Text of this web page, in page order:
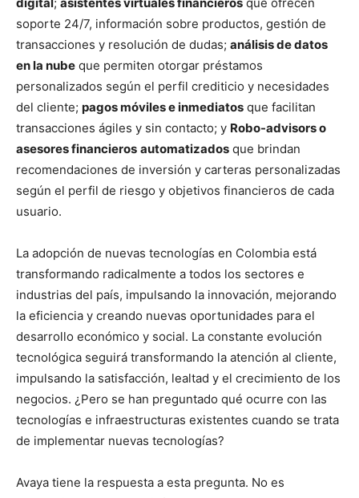
soporte 24/7, información sobre productos, gestión de
transacciones y resolución de dudas; análisis de datos
en la nube que permiten otorgar préstamos
personalizados según el perfil crediticio y necesidades
del cliente; pagos móviles e inmediatos que facilitan
transacciones ágiles y sin contacto; y Robo-advisors o
asesores financieros automatizados que brindan
recomendaciones de inversión y carteras personalizadas
según el perfil de riesgo y objetivos financieros de cada
usuario.
La adopción de nuevas tecnologías en Colombia está
transformando radicalmente a todos los sectores e
industrias del país, impulsando la innovación, mejorando
la eficiencia y creando nuevas oportunidades para el
desarrollo económico y social. La constante evolución
tecnológica seguirá transformando la atención al cliente,
impulsando la satisfacción, lealtad y el crecimiento de los
negocios. ¿Pero se han preguntado qué ocurre con las
tecnologías e infraestructuras existentes cuando se trata
de implementar nuevas tecnologías?
Avaya tiene la respuesta a esta pregunta. No es